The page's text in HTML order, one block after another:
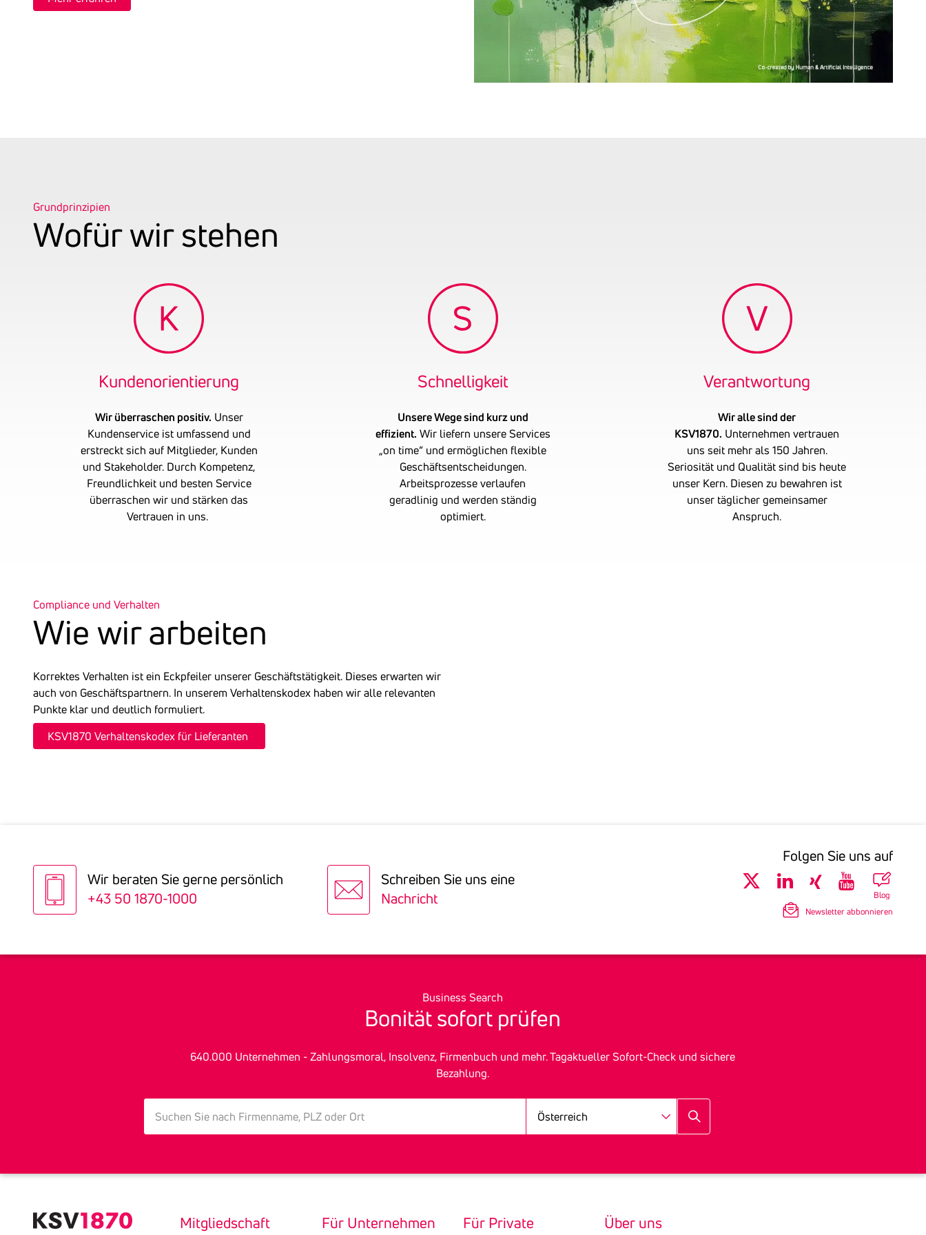
sorgt für rasche und unkomplizierte Compliance-Prüfung.
berät seine Mitglieder und Kunden auf höchstem Niveau und empfiehlt
Grundprinzipien
Wofür wir stehen
Kunden­ori­en­tie­rung
Wir überraschen positiv. Unser
Kundenservice ist umfassend und
erstreckt sich auf Mitglieder, Kunden
und Stakeholder. Durch Kompetenz,
Freundlichkeit und besten Service
überraschen wir und stärken das
Vertrauen in uns.
Schnel­lig­keit
Unsere Wege sind kurz und
effizient. Wir liefern unsere Services
„on time“ und ermöglichen flexible
Geschäftsentscheidungen.
Arbeitsprozesse verlaufen
geradlinig und werden ständig
optimiert.
Verant­wor­tung
Wir alle sind der
KSV1870. Unternehmen vertrauen
uns seit mehr als 150 Jahren.
Seriosität und Qualität sind bis heute
unser Kern. Diesen zu bewahren ist
unser täglicher gemeinsamer
Anspruch.
Compliance und Verhalten
Wie wir arbeiten
Korrektes Verhalten ist ein Eckpfeiler unserer Geschäftstätigkeit. Dieses erwarten wir
auch von Geschäftspartnern. In unserem Verhaltenskodex haben wir alle relevanten
Punkte klar und deutlich formuliert.
KSV1870 Verhaltenskodex für Lieferanten
Wir beraten Sie gerne persön­lich
+43 50 1870-1000
Schreiben Sie uns eine
Nachricht
Folgen Sie uns auf
Blog
Newsletter abbonnieren
Business Search
Bonität sofort prüfen
640.000 Unter­nehmen - Zah­lungs­mo­ral, In­sol­venz, Fir­men­buch und mehr. Tagak­tu­eller Sofort-Check und sichere
Bezah­lung.
Mitgliedschaft Für Unternehmen Für Private Über uns